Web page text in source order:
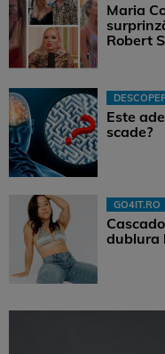
Maria
Robert
Este
scade?
GO4IT.RO
dublura